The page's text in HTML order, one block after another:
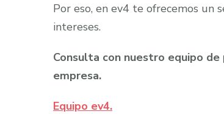
Por eso, en ev4 te ofrecemos un
intereses.
Consulta con nuestro equipo
empresa.
Equipo ev4.